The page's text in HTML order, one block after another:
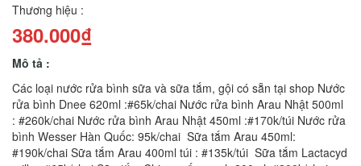
Thương hiệu :
380.000₫
Mô tả :
Các loại nước rửa bình sữa và sữa tắm, gội có sẵn tại shop Nước
rửa bình Dnee 620ml :#65k/chai Nước rửa bình Arau Nhật 500ml
: #260k/chai Nước rửa bình Arau Nhật 450ml :#170k/túi Nước rửa
bình Wesser Hàn Quốc: 95k/chai Sữa tắm Arau 450ml:
#190k/chai Sữa tắm Arau 400ml túi : #135k/túi Sữa tắm Lactacyd